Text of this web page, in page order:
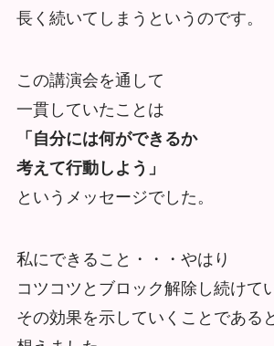
長く続いてしまうというのです。
この講演会を通して
一貫していたことは
「自分には何ができるか
考えて行動しよう」
というメッセージでした。
私にできること・・・やはり
コツコツとブロック解除し続けて
その効果を示していくことである